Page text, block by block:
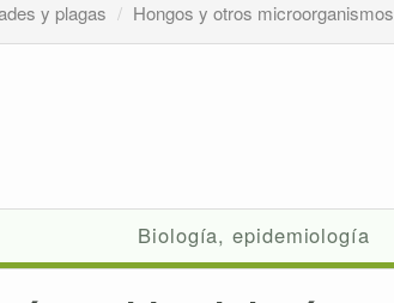
y plagas Hongos y otros microorganismos
Biología, epidemiología